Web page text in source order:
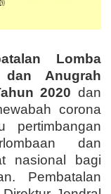
Lomba
Anugrah
2020 dan
corona
pertimbangan
dan
nasional bagi
Pembatalan